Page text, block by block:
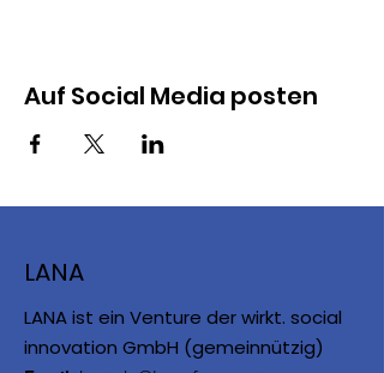
Auf Social Media posten
LANA
LANA ist ein Venture der wirkt. social
innovation GmbH (gemeinnützig)